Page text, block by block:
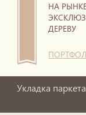
НА
ДЕРЕВУ
Укладка паркета